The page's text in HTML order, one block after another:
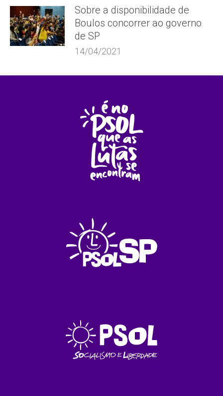
Sobre a disponibilidade de
Boulos concorrer ao governo
de SP
14/04/2021